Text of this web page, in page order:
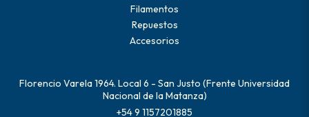
Filamentos
Repuestos
Accesorios
Florencio Varela 1964. Local 6 - San Justo (Frente Universidad
Nacional de la Matanza)
+54 9 1157201885